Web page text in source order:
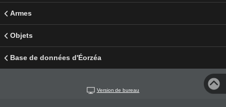
Armes
Objets
Base de données d'Éorzéa
Version de bureau